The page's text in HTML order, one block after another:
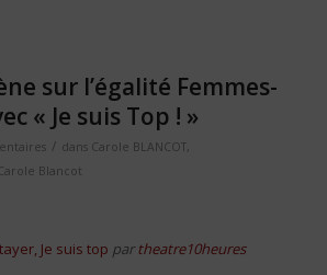
sur l’égalité Femmes-
« Je suis Top ! »
/ dans Carole BLANCOT,
Blancot
Je suis top partheatre10heures